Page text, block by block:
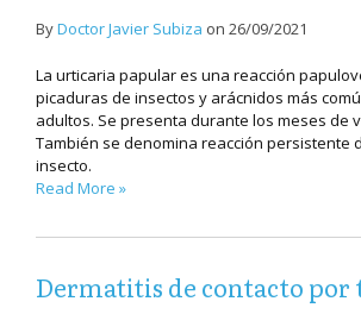
ByDoctor Javier Subiza on 26/09/2021
La urticaria papular es una reacción
picaduras de insectos y arácnidos más
adultos. Se presenta durante los meses de
También se denomina reacción persistente
insecto.
Read More »
Dermatitis de contacto por